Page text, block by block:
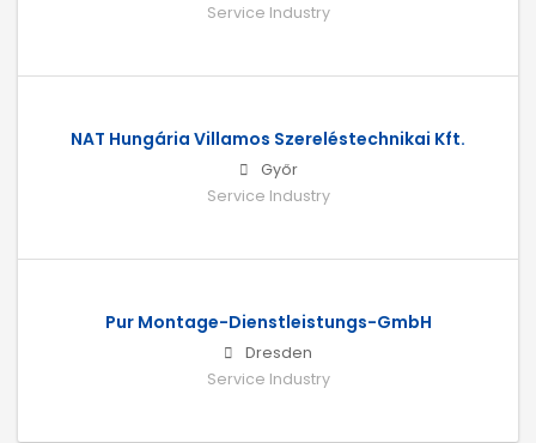
Service Industry
NAT Hungária Villamos Szereléstechnikai Kft.
Győr
Service Industry
Pur Montage-Dienstleistungs-GmbH
Dresden
Service Industry